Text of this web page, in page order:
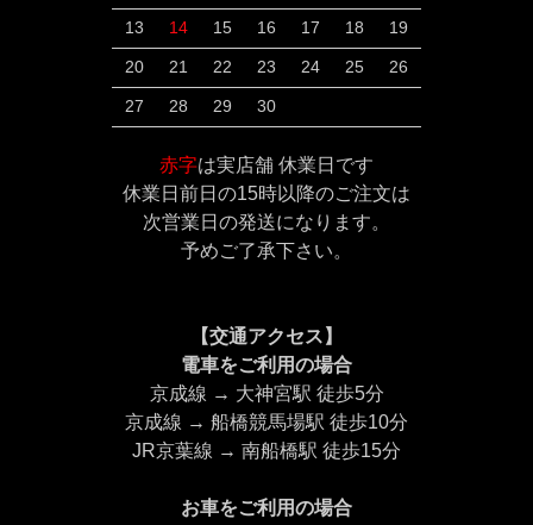
13 14 15 16 17 18 19
20 21 22 23 24 25 26
27 28 29 30
赤字は実店舗 休業日です
休業日前日の15時以降のご注文は
次営業日の発送になります。
予めご了承下さい。
【交通アクセス】
電車をご利用の場合
京成線 → 大神宮駅 徒歩5分
京成線 → 船橋競馬場駅 徒歩10分
JR京葉線 → 南船橋駅 徒歩15分
お車をご利用の場合